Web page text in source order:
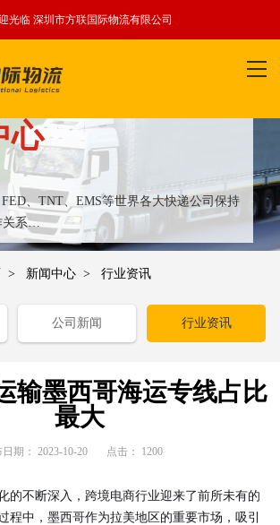
光临 深圳市方联国际物流有限公司
心
、TNT、EMS等世界各大快递公司保持
关系
运输资源,满足国内外客户更多个性化需求
> 新闻中心 > 行业资讯
公司新闻 行业资讯
输墨西哥海运专线占比
最大
期： 2023-10-20 点击： 1200
的不断深入，跨境电商行业迎来了前所未有的
程中，墨西哥作为拉美地区的重要市场，吸引